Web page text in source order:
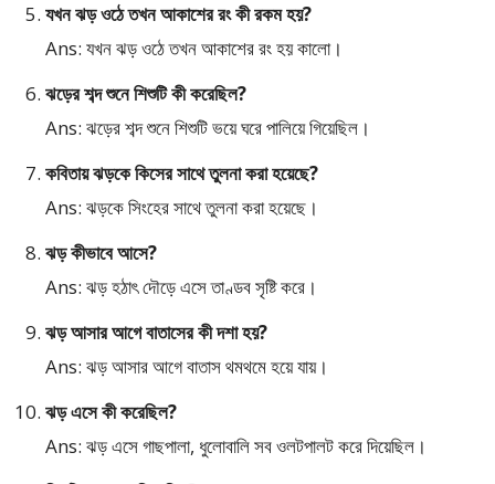
যখন ঝড় ওঠে তখন আকাশের রং কী রকম হয়?
Ans: যখন ঝড় ওঠে তখন আকাশের রং হয় কালো।
ঝড়ের শব্দ শুনে শিশুটি কী করেছিল?
Ans: ঝড়ের শব্দ শুনে শিশুটি ভয়ে ঘরে পালিয়ে গিয়েছিল।
কবিতায় ঝড়কে কিসের সাথে তুলনা করা হয়েছে?
Ans: ঝড়কে সিংহের সাথে তুলনা করা হয়েছে।
ঝড় কীভাবে আসে?
Ans: ঝড় হঠাৎ দৌড়ে এসে তাণ্ডব সৃষ্টি করে।
ঝড় আসার আগে বাতাসের কী দশা হয়?
Ans: ঝড় আসার আগে বাতাস থমথমে হয়ে যায়।
ঝড় এসে কী করেছিল?
Ans: ঝড় এসে গাছপালা, ধুলোবালি সব ওলটপালট করে দিয়েছিল।